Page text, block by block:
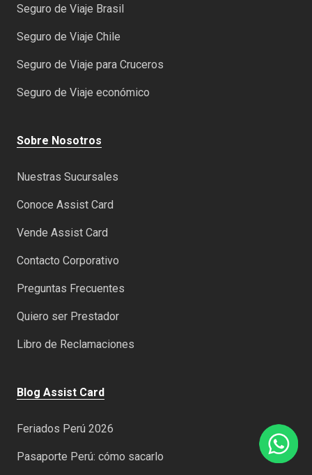
Seguro de Viaje Brasil
Seguro de Viaje Chile
Seguro de Viaje para Cruceros
Seguro de Viaje económico
Sobre Nosotros
Nuestras Sucursales
Conoce Assist Card
Vende Assist Card
Contacto Corporativo
Preguntas Frecuentes
Quiero ser Prestador
Libro de Reclamaciones
Blog Assist Card
Feriados Perú 2026
Pasaporte Perú: cómo sacarlo